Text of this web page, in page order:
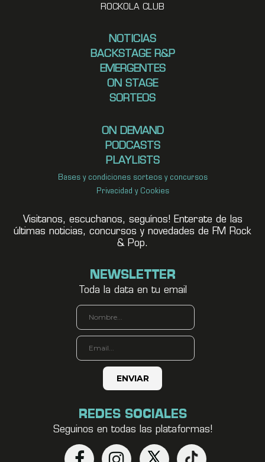
ROCKOLA CLUB
NOTICIAS
BACKSTAGE R&P
EMERGENTES
ON STAGE
SORTEOS
ON DEMAND
PODCASTS
PLAYLISTS
Bases y condiciones sorteos y concursos
Privacidad y Cookies
Visitanos, escuchanos, seguínos! Enterate de las
últimas noticias, concursos y novedades de FM Rock
& Pop.
NEWSLETTER
Toda la data en tu email
REDES SOCIALES
Seguinos en todas las plataformas!